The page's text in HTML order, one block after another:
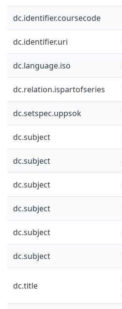
dc.identifier.coursecode
dc.identifier.uri
dc.language.iso
dc.relation.ispartofseries
dc.setspec.uppsok
dc.subject
dc.subject
dc.subject
dc.subject
dc.subject
dc.subject
dc.title